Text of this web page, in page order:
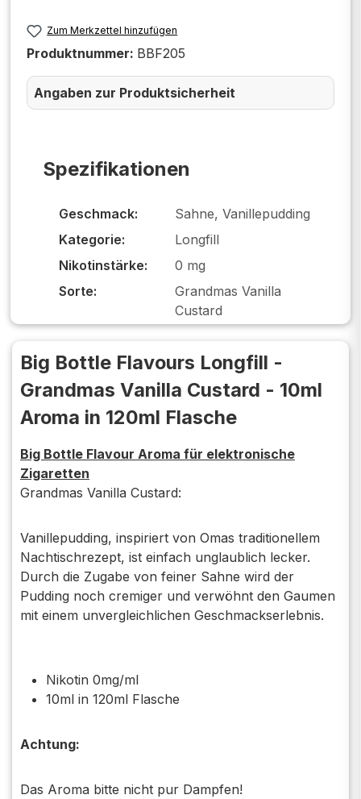
Spezifikationen
Geschmack:
Sahne, Vanillepudding
Kategorie:
Longfill
Nikotinstärke:
0 mg
Sorte:
Grandmas Vanilla
Custard
Zum Merkzettel hinzufügen
Produktnummer: BBF205
Angaben zur Produktsicherheit
Big Bottle Flavours Longfill -
Grandmas Vanilla Custard - 10ml
Aroma in 120ml Flasche
Big Bottle Flavour Aroma für elektronische
Zigaretten
Grandmas Vanilla Custard:
Vanillepudding, inspiriert von Omas traditionellem
Nachtischrezept, ist einfach unglaublich lecker.
Durch die Zugabe von feiner Sahne wird der
Pudding noch cremiger und verwöhnt den Gaumen
mit einem unvergleichlichen Geschmackserlebnis.
Nikotin 0mg/ml
10ml in 120ml Flasche
Achtung:
Das Aroma bitte nicht pur Dampfen!